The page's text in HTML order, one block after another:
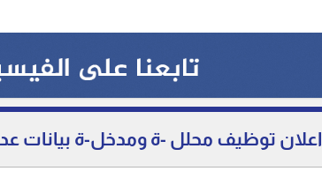
اعلان توظيف محلل -ة ومدخل-ة بيانات عدد 4 للعمل لدى جمعية الثقافة والفكر